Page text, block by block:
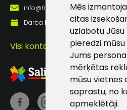
Mēs
citas
uzlabotu
pieredzi
Jums
mērķētas
mūsu vietnes
saprastu, no
apmeklētāji.
info@hards.lv
Darba laiks: Darbadienās: 8:00 -
Visi kontakti